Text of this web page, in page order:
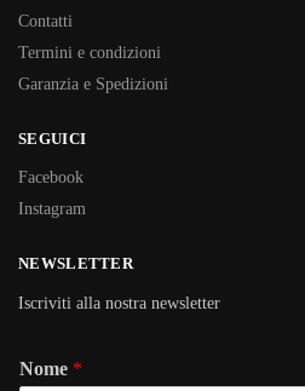
Contatti
Termini e condizioni
Garanzia e Spedizioni
SEGUICI
Facebook
Instagram
NEWSLETTER
Iscriviti alla nostra newsletter
Nome *